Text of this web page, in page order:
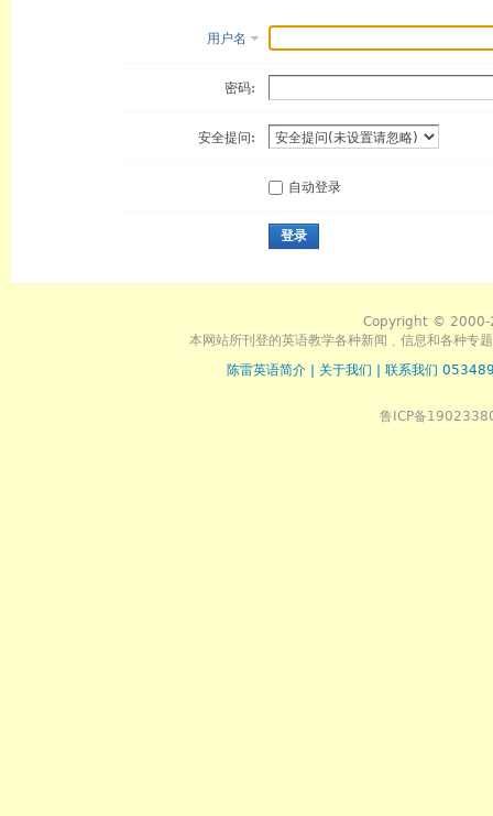
用户名
密码:
安全提问:
自动登录
登录
Copyright © 2000-
本网站所刊登的英语教学各种新闻﹑信息和各种专
陈雷英语简介
关于我们 联系我们
鲁ICP备